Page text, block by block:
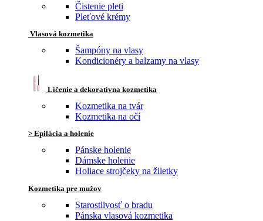
Čistenie pleti
Pleťové krémy
Vlasová kozmetika
Šampóny na vlasy
Kondicionéry a balzamy na vlasy
Líčenie a dekoratívna kozmetika
Kozmetika na tvár
Kozmetika na očí
> Epilácia a holenie
Pánske holenie
Dámske holenie
Holiace strojčeky na žiletky
Kozmetika pre mužov
Starostlivosť o bradu
Pánska vlasová kozmetika